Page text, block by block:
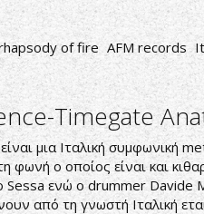
of fire AFM records
Timegate
μια Ιταλική συμφωνική
φωνή ο οποίος είναι και
Sessa ενώ ο drummer Davide
από τη γνωστή Ιταλική